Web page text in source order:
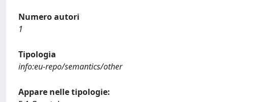
Numero autori
1
Tipologia
info:eu-repo/semantics/other
Appare nelle tipologie: